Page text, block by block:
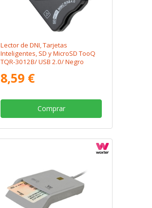
Lector de DNI, Tarjetas
Inteligentes, SD y MicroSD TooQ
TQR-3012B/ USB 2.0/ Negro
8,59 €
Comprar